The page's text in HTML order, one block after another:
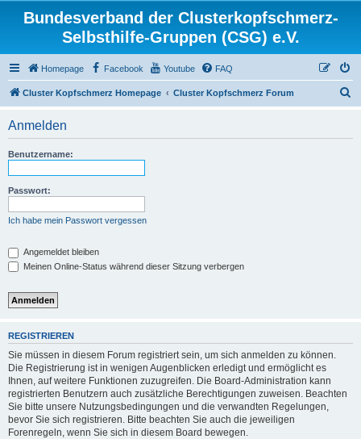
Bundesverband der Clusterkopfschmerz-
Selbsthilfe-Gruppen (CSG) e.V.
Homepage Facebook Youtube FAQ
Cluster Kopfschmerz Homepage Cluster Kopfschmerz Forum
Anmelden
Benutzername:
Passwort:
Ich habe mein Passwort vergessen
Angemeldet bleiben
Meinen Online-Status während dieser Sitzung verbergen
REGISTRIEREN
Sie müssen in diesem Forum registriert sein, um sich anmelden zu können.
Die Registrierung ist in wenigen Augenblicken erledigt und ermöglicht es
Ihnen, auf weitere Funktionen zuzugreifen. Die Board-Administration kann
registrierten Benutzern auch zusätzliche Berechtigungen zuweisen. Beachten
Sie bitte unsere Nutzungsbedingungen und die verwandten Regelungen,
bevor Sie sich registrieren. Bitte beachten Sie auch die jeweiligen
Forenregeln, wenn Sie sich in diesem Board bewegen.